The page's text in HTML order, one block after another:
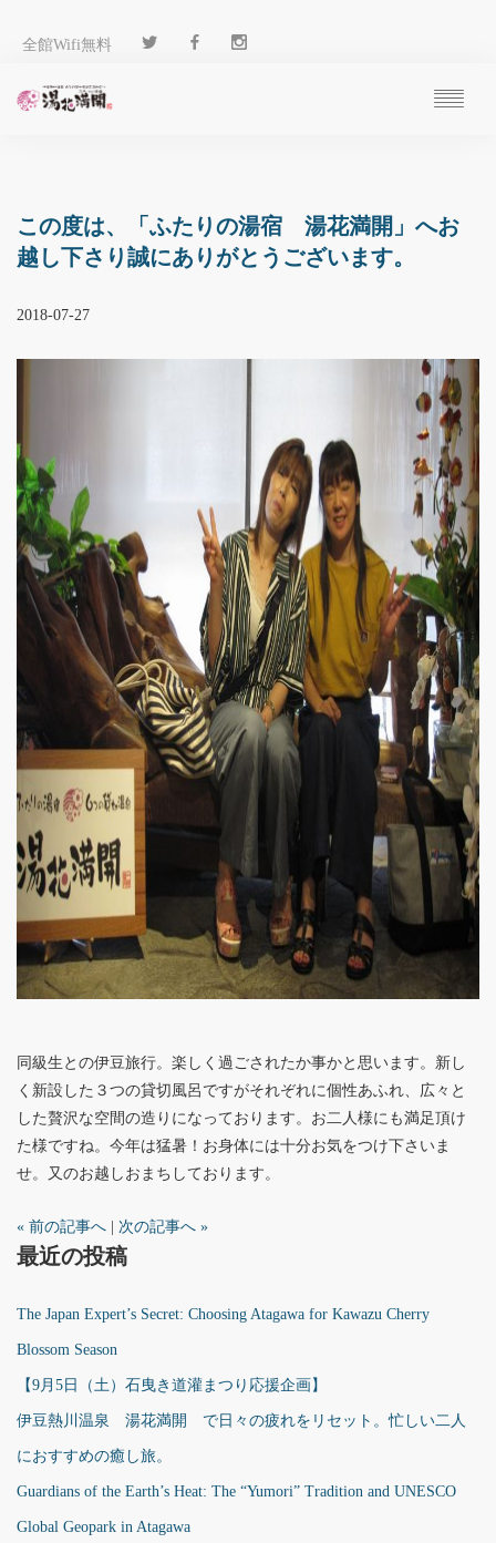
全館Wifi無料
客 室
温 泉
料 理
施 設
この度は、「ふたりの湯宿 湯花満開」へお
越し下さり誠にありがとうございます。
2018-07-27
同級生との伊豆旅行。楽しく過ごされたか事かと思います。新し
く新設した３つの貸切風呂ですがそれぞれに個性あふれ、広々と
した贅沢な空間の造りになっております。お二人様にも満足頂け
た様ですね。今年は猛暑！お身体には十分お気をつけ下さいま
せ。又のお越しおまちしております。
« 前の記事へ 次の記事へ »
最近の投稿
The Japan Expert’s Secret: Choosing Atagawa for Kawazu Cherry
Blossom Season
【9月5日（土）石曳き道灌まつり応援企画】
伊豆熱川温泉 湯花満開 で日々の疲れをリセット。忙しい二人
におすすめの癒し旅。
Guardians of the Earth’s Heat: The “Yumori” Tradition and UNESCO
Global Geopark in Atagawa